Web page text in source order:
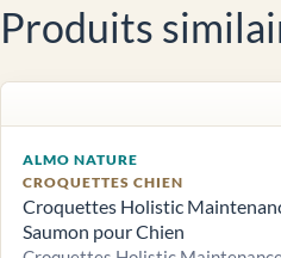
Produits
ALMO NATURE
CROQUETTES CHIEN
Croquettes Holistic
Saumon pour Chien